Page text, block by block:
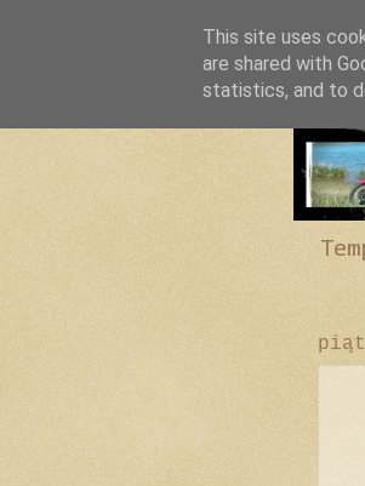
This site uses
are shared with
statistics, and to